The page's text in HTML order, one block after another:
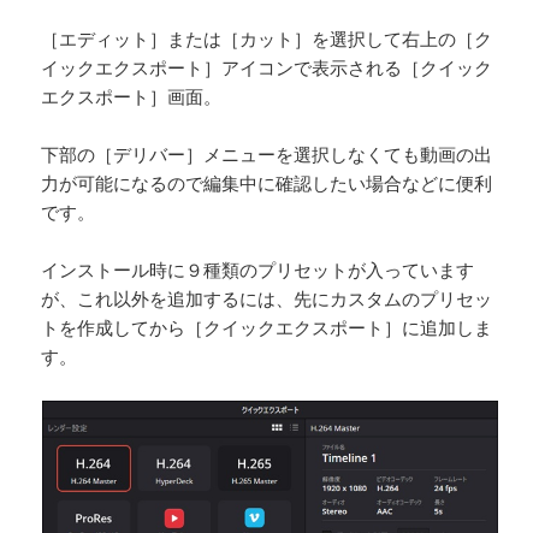
［エディット］または［カット］を選択して右上の［ク
イックエクスポート］アイコンで表示される［クイック
エクスポート］画面。
下部の［デリバー］メニューを選択しなくても動画の出
力が可能になるので編集中に確認したい場合などに便利
です。
インストール時に９種類のプリセットが入っています
が、これ以外を追加するには、先にカスタムのプリセッ
トを作成してから［クイックエクスポート］に追加しま
す。